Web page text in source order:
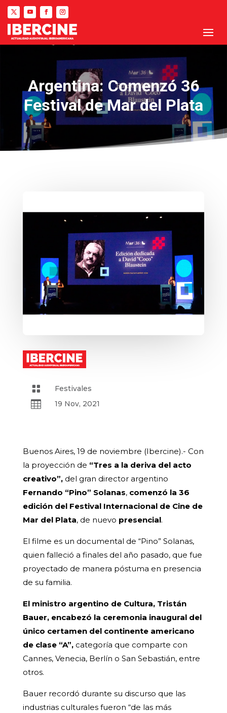
Argentina: Comenzó 36
Festival de Mar del Plata
 Festivales
 19 Nov, 2021
Buenos Aires, 19 de noviembre (Ibercine).- Con
la proyección de “Tres a la deriva del acto
creativo”,del gran director argentino
Fernando “Pino” Solanas, comenzó la 36
edición del Festival Internacional de Cine de
Mar del Plata, de nuevo presencial.
El filme es un documental de “Pino” Solanas,
quien falleció a finales del año pasado, que fue
proyectado de manera póstuma en presencia
de su familia.
El ministro argentino de Cultura, Tristán
Bauer, encabezó la ceremonia inaugural del
único certamen del continente americano
de clase “A”,categoría que comparte con
Cannes, Venecia, Berlín o San Sebastián, entre
otros.
Bauer recordó durante su discurso que las
industrias culturales fueron “de las más